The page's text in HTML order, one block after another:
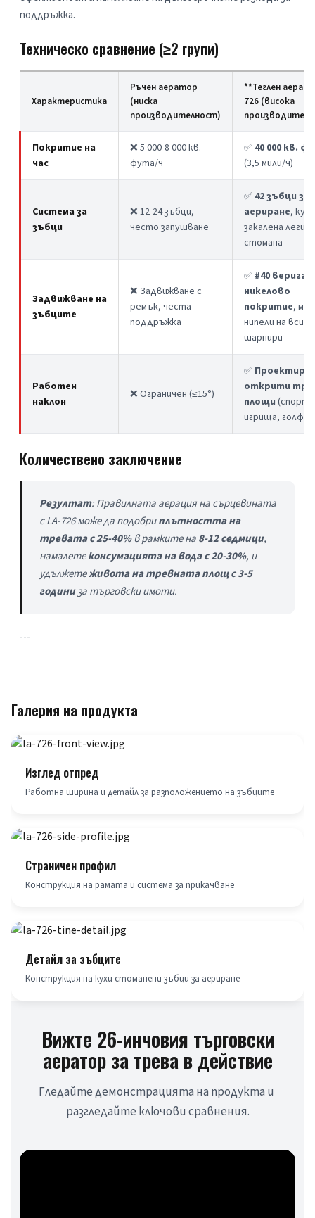
поддръжка.
Техническо сравнение (≥2 групи)
Характеристика
Ръчен аератор
(ниска
производителност)
**Теглен
726 (висока
Покритие на
час
❌ 5 000-8 000 кв.
фута/ч
✅ 40 000 кв.
(3,5 мили/ч)
Система за
зъбци
❌ 12-24 зъбци,
често запушване
✅ 42 зъбци за
аериране, куха
закалена
стомана
Задвижване на
зъбците
❌ Задвижване с
ремък, честа
поддръжка
✅ #40 верига с
никелово
покритие,
нипели на
шарнири
Работен
наклон
❌ Ограничен (≤15°)
✅
открити
площи
игрища, голф
Количествено заключение
Резултат: Правилната аерация на сърцевината
с LA-726 може да подобри плътността на
тревата с 25-40% в рамките на 8-12 седмици,
намалете консумацията на вода с 20-30%, и
удължете живота на тревната площ с 3-5
години за търговски имоти.
---
Галерия на продукта
Изглед отпред
Работна ширина и детайл за разположението на зъбците
Страничен профил
Конструкция на рамата и система за прикачване
Детайл за зъбците
Конструкция на кухи стоманени зъбци за аериране
Вижте 26-инчовия търговски
аератор за трева в действие
Гледайте демонстрацията на продукта и
разгледайте ключови сравнения.